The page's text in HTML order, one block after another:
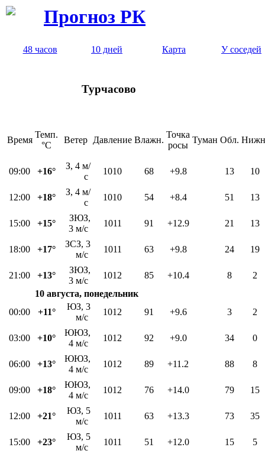
Прогноз РК
48 часов 10 дней Карта У соседей
Турчасово
Время
Темп.
°C
Ветер Давление Влажн.
Точка
росы
Туман Обл.
09:00 +16°
З, 4 м/
с
1010 68 +9.8 13 10
12:00 +18°
З, 4 м/
с
1010 54 +8.4 51 13
15:00 +15°
ЗЮЗ,
3 м/с
1011 91 +12.9 21 13
18:00 +17°
ЗСЗ, 3
м/с
1011 63 +9.8 24 19
21:00 +13°
ЗЮЗ,
3 м/с
1012 85 +10.4 8
2
10 августа, понедельник
00:00
+11°
ЮЗ, 3
м/с
1012 91 +9.6 3 2
03:00 +10°
ЮЮЗ,
4 м/с
1012 92 +9.0 34 0
06:00 +13°
ЮЮЗ,
4 м/с
1012 89 +11.2 88 8
09:00 +18°
ЮЮЗ,
4 м/с
1012 76 +14.0 79 15
12:00 +21°
ЮЗ, 5
м/с
1011 63 +13.3 73 35
15:00 +23°
ЮЗ, 5
м/с
1011 51 +12.0 15 5